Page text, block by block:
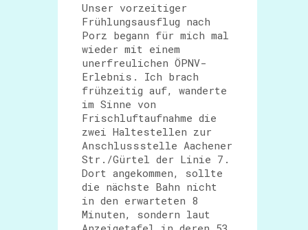
Unser vorzeitiger
Frühlungsausflug nach
Porz begann für mich mal
wieder mit einem
unerfreulichen ÖPNV-
Erlebnis. Ich brach
frühzeitig auf, wanderte
im Sinne von
Frischluftaufnahme die
zwei Haltestellen zur
Anschlussstelle Aachener
Str./Gürtel der Linie 7.
Dort angekommen, sollte
die nächste Bahn nicht
in den erwarteten 8
Minuten, sondern laut